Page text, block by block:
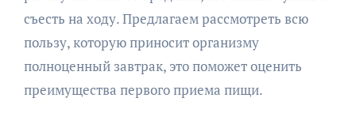
съесть на ходу. Предлагаем рассмотреть всю
пользу, которую приносит организму
полноценный завтрак, это поможет оценить
преимущества первого приема пищи.